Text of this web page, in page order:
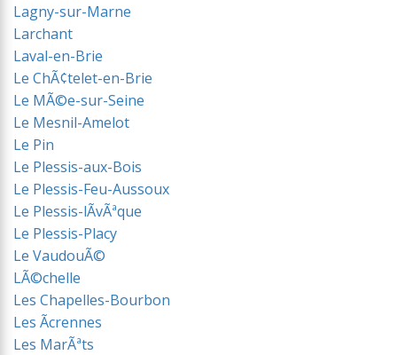
Lagny-sur-Marne
Larchant
Laval-en-Brie
Le ChÃ¢telet-en-Brie
Le MÃ©e-sur-Seine
Le Mesnil-Amelot
Le Pin
Le Plessis-aux-Bois
Le Plessis-Feu-Aussoux
Le Plessis-lÃvÃªque
Le Plessis-Placy
Le VaudouÃ©
LÃ©chelle
Les Chapelles-Bourbon
Les Ãcrennes
Les MarÃªts